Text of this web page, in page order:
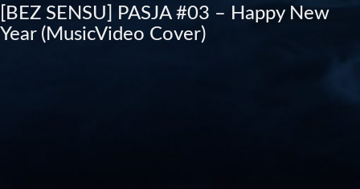
[BEZ SENSU] PASJA #03 – Happy New
Year (MusicVideo Cover)